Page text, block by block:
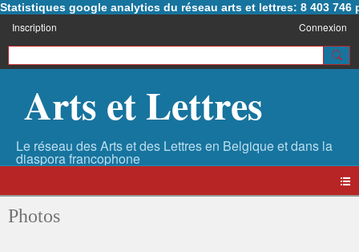
Statistiques google analytics du réseau arts et lettres: 8 403 746
Inscription Connexion
Arts et Lettres
Photos